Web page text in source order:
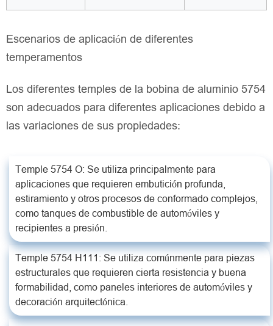
Escenarios de aplicación de diferentes
temperamentos
Los diferentes temples de la bobina de aluminio 5754
son adecuados para diferentes aplicaciones debido a
las variaciones de sus propiedades:
Temple 5754 O: Se utiliza principalmente para
aplicaciones que requieren embutición profunda,
estiramiento y otros procesos de conformado complejos,
como tanques de combustible de automóviles y
recipientes a presión.
Temple 5754 H111: Se utiliza comúnmente para piezas
estructurales que requieren cierta resistencia y buena
formabilidad, como paneles interiores de automóviles y
decoración arquitectónica.